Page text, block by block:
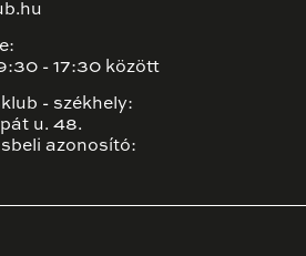
- 17:30 között
- székhely:
u. 48.
azonosító: